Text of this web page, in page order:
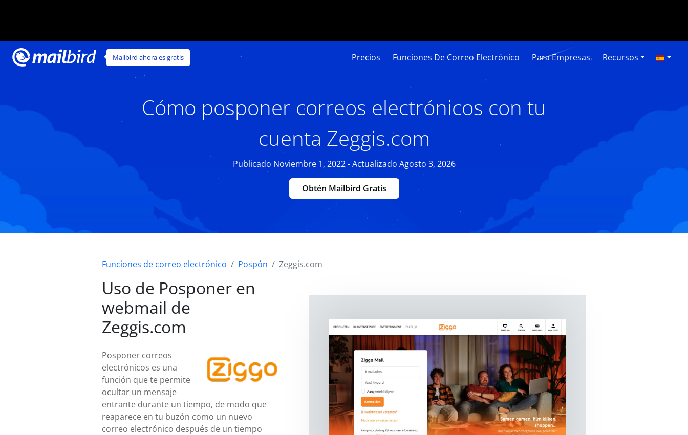
Mailbird ahora es gratis Precios Funciones De Correo Electrónico Para Empresas Recursos
Cómo posponer correos electrónicos con tu
cuenta Zeggis.com
Publicado Noviembre 1, 2022 - Actualizado Agosto 3, 2026
Obtén Mailbird Gratis
Funciones de correo electrónico Pospón Zeggis.com
Uso de Posponer en
webmail de
Zeggis.com
Posponer correos
electrónicos es una
función que te permite
ocultar un mensaje
entrante durante un tiempo, de modo que
reaparece en tu buzón como un nuevo
correo electrónico después de un tiempo